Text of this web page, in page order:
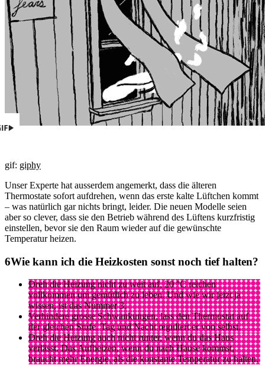
gif: giphy
Unser Experte hat ausserdem angemerkt, dass die älteren
Thermostate sofort aufdrehen, wenn das erste kalte Lüftchen kommt
– was natürlich gar nichts bringt, leider. Die neuen Modelle seien
aber so clever, dass sie den Betrieb während des Lüftens kurzfristig
einstellen, bevor sie den Raum wieder auf die gewünschte
Temperatur heizen.
Wie kann ich die Heizkosten sonst noch tief halten?
Dreh die Heizung nicht zu weit auf, 20 °C reichen
vollkommen um gemütlich zu leben. Und wie wir jetzt ja
wissen, ist das Nummer 3.
Verhindere grosse Schwankungen, lass den Thermostat auf
der gleichen Stufe. Tag und Nacht reguliert er von selbst.
Dreh die Heizung auch nicht runter, wenn du das Haus
verlässt. Das Aufheizen, wenn du nach Hause kommst,
braucht mehr Energie, als die konstante Temperatur zu halten.